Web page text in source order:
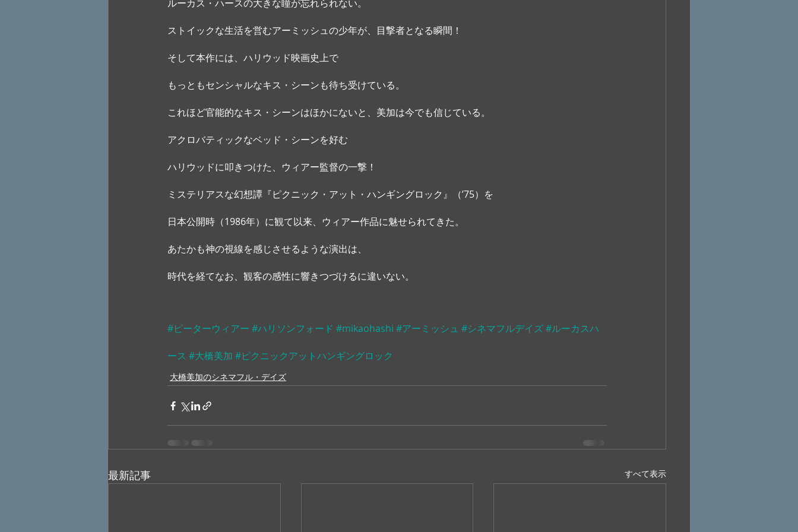
ルーカス・ハースの大きな瞳が忘れられない。
ストイックな生活を営むアーミッシュの少年が、目撃者となる瞬間！
そして本作には、ハリウッド映画史上で
もっともセンシャルなキス・シーンも待ち受けている。
これほど官能的なキス・シーンはほかにないと、美加は今でも信じている。
アクロバティックなベッド・シーンを好む
ハリウッドに叩きつけた、ウィアー監督の一撃！
ミステリアスな幻想譚『ピクニック・アット・ハンギングロック』（’75）を
日本公開時（1986年）に観て以来、ウィアー作品に魅せられてきた。
あたかも神の視線を感じさせるような演出は、
時代を経てなお、観客の感性に響きつづけるに違いない。
#ピーターウィアー #ハリソンフォード #mikaohashi #アーミッシュ #シネマフルデイズ#ルーカスハ
ース #大橋美加 #ピクニックアットハンギングロック
大橋美加のシネマフル・デイズ
最新記事 すべて表示